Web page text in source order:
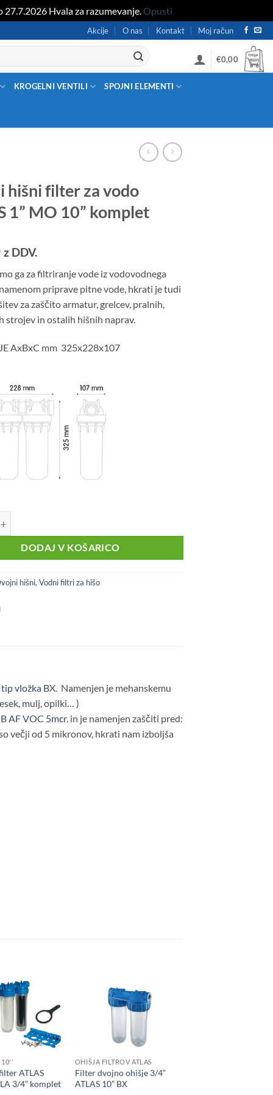
Hvala za razumevanje.Opusti
Akcije O nas Kontakt Moj račun
€0,00
KROGELNI VENTILI SPOJNI ELEMENTI
hišni filter za vodo
1” MO 10” komplet
z DDV.
ga za filtriranje vode iz vodovodnega
priprave pitne vode, hkrati je tudi
za zaščito armatur, grelcev, pralnih,
strojev in ostalih hišnih naprav.
AxBxC mm 325x228x107
DODAJ V KOŠARICO
hišni,Vodni filtri za hišo
vložka BX. Namenjen je mehanskemu
mulj, opilki… )
AF VOC 5mcr.in je namenjen zaščiti pred:
večji od 5 mikronov, hkrati nam izboljša
10''
ATLAS
3/4” komplet
OHIŠJA FILTROV ATLAS
Filter dvojno ohišje 3/4”
ATLAS 10” BX